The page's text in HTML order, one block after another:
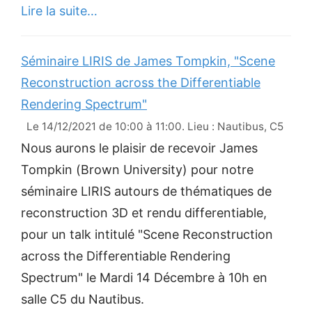
Lire la suite…
Séminaire LIRIS de James Tompkin, "Scene
Reconstruction across the Differentiable
Rendering Spectrum"
Le 14/12/2021 de 10:00 à 11:00. Lieu : Nautibus, C5
Nous aurons le plaisir de recevoir James
Tompkin (Brown University) pour notre
séminaire LIRIS autours de thématiques de
reconstruction 3D et rendu differentiable,
pour un talk intitulé "Scene Reconstruction
across the Differentiable Rendering
Spectrum" le Mardi 14 Décembre à 10h en
salle C5 du Nautibus.